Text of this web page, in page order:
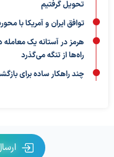
تحویل گرفتیم
توافق ایران و آمریکا با
هرمز در آستانه یک
راه‌ها از تنگه می‌گذرد
چند راهکار ساده برای